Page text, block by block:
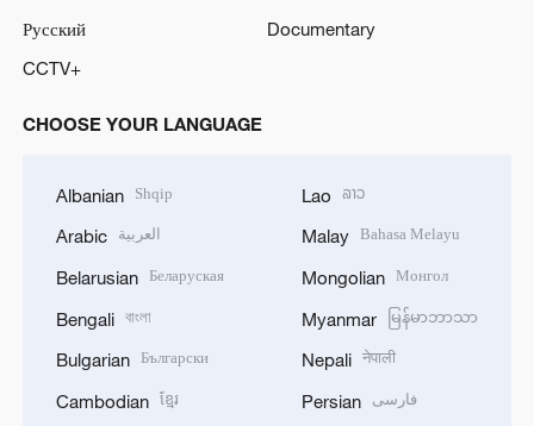
Русский
Documentary
CCTV+
CHOOSE YOUR LANGUAGE
Albanian Shqip
Arabic العربية
Belarusian Беларуская
Bengali বাংলা
Bulgarian Български
Cambodian ខ្មែរ
Lao ລາວ
Malay Bahasa Melayu
Mongolian Монгол
Myanmar မြန်မာဘာသာ
Nepali नेपाली
Persian فارسی